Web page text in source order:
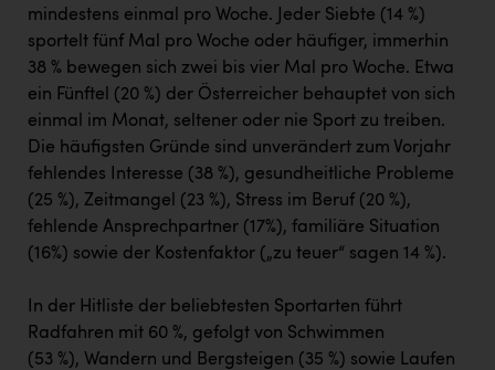
mindestens einmal pro Woche. Jeder Siebte (14 %)
sportelt fünf Mal pro Woche oder häufiger, immerhin
38 % bewegen sich zwei bis vier Mal pro Woche. Etwa
ein Fünftel (20 %) der Österreicher behauptet von sich
einmal im Monat, seltener oder nie Sport zu treiben.
Die häufigsten Gründe sind unverändert zum Vorjahr
fehlendes Interesse (38 %), gesundheitliche Probleme
(25 %), Zeitmangel (23 %), Stress im Beruf (20 %),
fehlende Ansprechpartner (17%), familiäre Situation
(16%) sowie der Kostenfaktor („zu teuer“ sagen 14 %).
In der Hitliste der beliebtesten Sportarten führt
Radfahren mit 60 %, gefolgt von Schwimmen
(53 %), Wandern und Bergsteigen (35 %) sowie Laufen